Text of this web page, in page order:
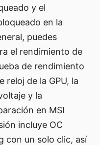
y el
en la
puedes
el rendimiento de
de rendimiento
reloj de la GPU, la
y la
en MSI
incluye OC
con un solo clic, así